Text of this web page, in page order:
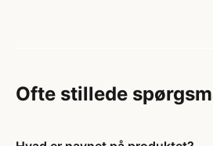
Ofte stillede